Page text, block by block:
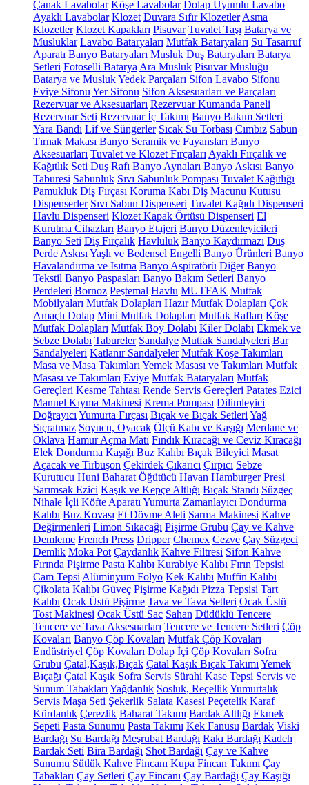
Çanak Lavabolar Köşe Lavabolar Dolap Uyumlu Lavabo
Ayaklı Lavabolar Klozet Duvara Sıfır Klozetler Asma
Klozetler Klozet Kapakları Pisuvar Tuvalet Taşı Batarya ve
Musluklar Lavabo Bataryaları Mutfak Bataryaları Su Tasarruf
Aparatı Banyo Bataryaları Musluk Duş Bataryaları Batarya
Setleri Fotoselli Batarya Ara Musluk Pisuvar Musluğu
Batarya ve Musluk Yedek Parçaları Sifon Lavabo Sifonu
Eviye Sifonu Yer Sifonu Sifon Aksesuarları ve Parçaları
Rezervuar ve Aksesuarları Rezervuar Kumanda Paneli
Rezervuar Seti Rezervuar İç Takımı Banyo Bakım Setleri
Yara Bandı Lif ve Süngerler Sıcak Su Torbası Cımbız Sabun
Tırnak Makası Banyo Seramik ve Fayansları Banyo
Aksesuarları Tuvalet ve Klozet Fırçaları Ayaklı Fırçalık ve
Kağıtlık Seti Duş Rafı Banyo Aynaları Banyo Askısı Banyo
Taburesi Sabunluk Sıvı Sabunluk Pompası Tuvalet Kağıtlığı
Pamukluk Diş Fırçası Koruma Kabı Diş Macunu Kutusu
Dispenserler Sıvı Sabun Dispenseri Tuvalet Kağıdı Dispenseri
Havlu Dispenseri Klozet Kapak Örtüsü Dispenseri El
Kurutma Cihazları Banyo Etajeri Banyo Düzenleyicileri
Banyo Seti Diş Fırçalık Havluluk Banyo Kaydırmazı Duş
Perde Askısı Yaşlı ve Bedensel Engelli Banyo Ürünleri Banyo
Havalandırma ve Isıtma Banyo Aspiratörü Diğer Banyo
Tekstil Banyo Paspasları Banyo Bakım Setleri Banyo
Perdeleri Bornoz Peştemal Havlu MUTFAK Mutfak
Mobilyaları Mutfak Dolapları Hazır Mutfak Dolapları Çok
Amaçlı Dolap Mini Mutfak Dolapları Mutfak Rafları Köşe
Mutfak Dolapları Mutfak Boy Dolabı Kiler Dolabı Ekmek ve
Sebze Dolabı Tabureler Sandalye Mutfak Sandalyeleri Bar
Sandalyeleri Katlanır Sandalyeler Mutfak Köşe Takımları
Masa ve Masa Takımları Yemek Masası ve Takımları Mutfak
Masası ve Takımları Eviye Mutfak Bataryaları Mutfak
Gereçleri Kesme Tahtası Rende Servis Gereçleri Patates Ezici
Manuel Kıyma Makinesi Krema Pompası Dilimleyici
Doğrayıcı Yumurta Fırçası Bıçak ve Bıçak Setleri Yağ
Sıçratmaz Soyucu, Oyacak Ölçü Kabı ve Kaşığı Merdane ve
Oklava Hamur Açma Matı Fındık Kıracağı ve Ceviz Kıracağı
Elek Dondurma Kaşığı Buz Kalıbı Bıçak Bileyici Masat
Açacak ve Tirbuşon Çekirdek Çıkarıcı Çırpıcı Sebze
Kurutucu Huni Baharat Öğütücü Havan Hamburger Presi
Sarımsak Ezici Kaşık ve Kepçe Altlığı Bıçak Standı Süzgeç
Nihale İçli Köfte Aparatı Yumurta Zamanlayıcı Dondurma
Kalıbı Buz Kovası Et Dövme Aleti Sarma Makinesi Kahve
Değirmenleri Limon Sıkacağı Pişirme Grubu Çay ve Kahve
Demleme French Press Dripper Chemex Cezve Çay Süzgeci
Demlik Moka Pot Çaydanlık Kahve Filtresi Sifon Kahve
Fırında Pişirme Pasta Kalıbı Kurabiye Kalıbı Fırın Tepsisi
Cam Tepsi Alüminyum Folyo Kek Kalıbı Muffin Kalıbı
Çikolata Kalıbı Güveç Pişirme Kağıdı Pizza Tepsisi Tart
Kalıbı Ocak Üstü Pişirme Tava ve Tava Setleri Ocak Üstü
Tost Makinesi Ocak Üstü Sac Sahan Düdüklü Tencere
Tencere ve Tava Aksesuarları Tencere ve Tencere Setleri Çöp
Kovaları Banyo Çöp Kovaları Mutfak Çöp Kovaları
Endüstriyel Çöp Kovaları Dolap İçi Çöp Kovaları Sofra
Grubu Çatal,Kaşık,Bıçak Çatal Kaşık Bıçak Takımı Yemek
Bıçağı Çatal Kaşık Sofra Servis Sürahi Kase Tepsi Servis ve
Sunum Tabakları Yağdanlık Sosluk, ReçellikYumurtalık
Servis Maşa Seti Şekerlik Salata Kasesi Peçetelik Karaf
Kürdanlık Çerezlik Baharat Takımı Bardak Altlığı Ekmek
Sepeti Pasta Sunumu Pasta Takımı Kek Fanusu Bardak Viski
Bardağı Su Bardağı Meşrubat Bardağı Rakı Bardağı Kadeh
Bardak Seti Bira Bardağı Shot Bardağı Çay ve Kahve
Sunumu Sütlük Kahve Fincanı Kupa Fincan Takımı Çay
Tabakları Çay Setleri Çay Fincanı Çay Bardağı Çay Kaşığı